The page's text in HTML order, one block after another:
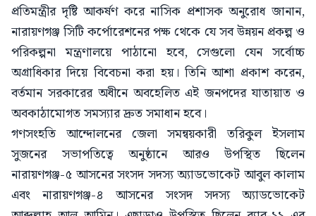
প্রতিমন্ত্রীর দৃষ্টি আকর্ষণ করে নাসিক প্রশাসক অনুরোধ জানান,
নারায়ণগঞ্জ সিটি কর্পোরেশনের পক্ষ থেকে যে সব উন্নয়ন প্রকল্প ও
পরিকল্পনা মন্ত্রণালয়ে পাঠানো হবে, সেগুলো যেন সর্বোচ্চ
অগ্রাধিকার দিয়ে বিবেচনা করা হয়। তিনি আশা প্রকাশ করেন,
বর্তমান সরকারের অধীনে অবহেলিত এই জনপদের যাতায়াত ও
অবকাঠামোগত সমস্যার দ্রুত সমাধান হবে।
গণসংহতি আন্দোলনের জেলা সমন্বয়কারী তরিকুল ইসলাম
সুজনের সভাপতিত্বে অনুষ্ঠানে আরও উপস্থিত ছিলেন
নারায়ণগঞ্জ-৫ আসনের সংসদ সদস্য অ্যাডভোকেট আবুল কালাম
এবং নারায়ণগঞ্জ-৪ আসনের সংসদ সদস্য অ্যাডভোকেট